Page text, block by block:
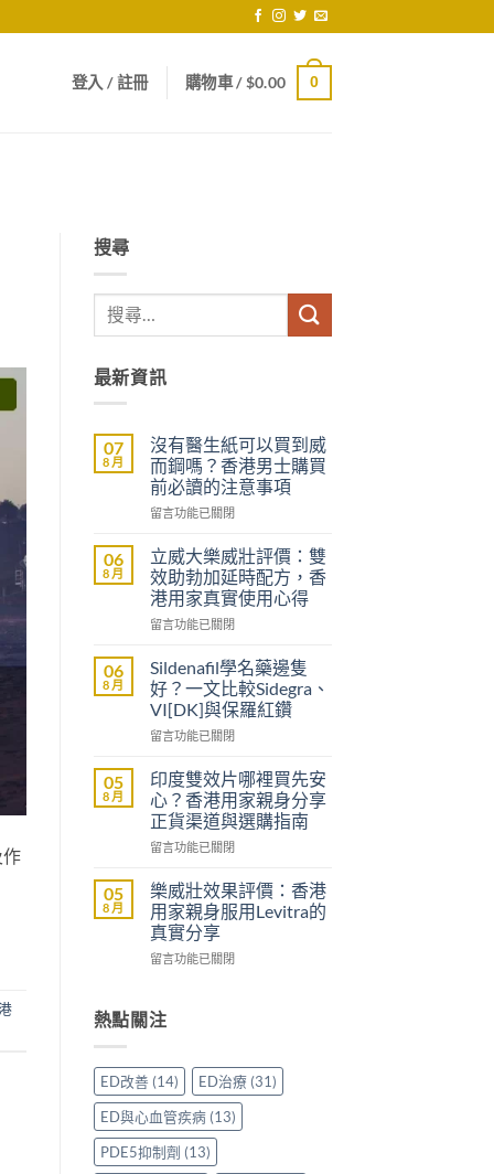
登入 / 註冊 購物車 /$0.00 0
搜尋
最新資訊
07
8 月
沒有醫生紙可以買到威
而鋼嗎？香港男士購買
前必讀的注意事項
在
有
醫
生
紙
可
買
到
威
而
鋼
香
港
男
士
購
前
必
讀
的
注
項〉
留言功能已關閉
06
8 月
立威大樂威壯評價：雙
效助勃加延時配方，香
港用家真實使用心得
在
威
大
樂
威
壯
價：
雙
效
助
勃
延
時
配
方，
香
家
使
用
心
得〉
中
留言功能已關閉
06
8 月
Sildenafil學名藥邊隻
好？一文比較Sidegra、
VI[DK]與保羅紅鑽
在
學
名
藥
邊
隻
一
文
比
較
Sidegra、
保
鑽〉
中
留言功能已關閉
05
8 月
印度雙效片哪裡買先安
心？香港用家親身分享
正貨渠道與選購指南
在
度
雙
效
片
哪
先
香
港
用
家
親
身
留言功能已關閉
05
8 月
樂威壯效果評價：香港
用家親身服用Levitra的
真實分享
在
壯
效
評
價：
香
港
用
家
留言功能已關閉
熱點關注
ED改善 (14) ED治療(31)
ED與心血管疾病(13)
PDE5抑制劑 (13)